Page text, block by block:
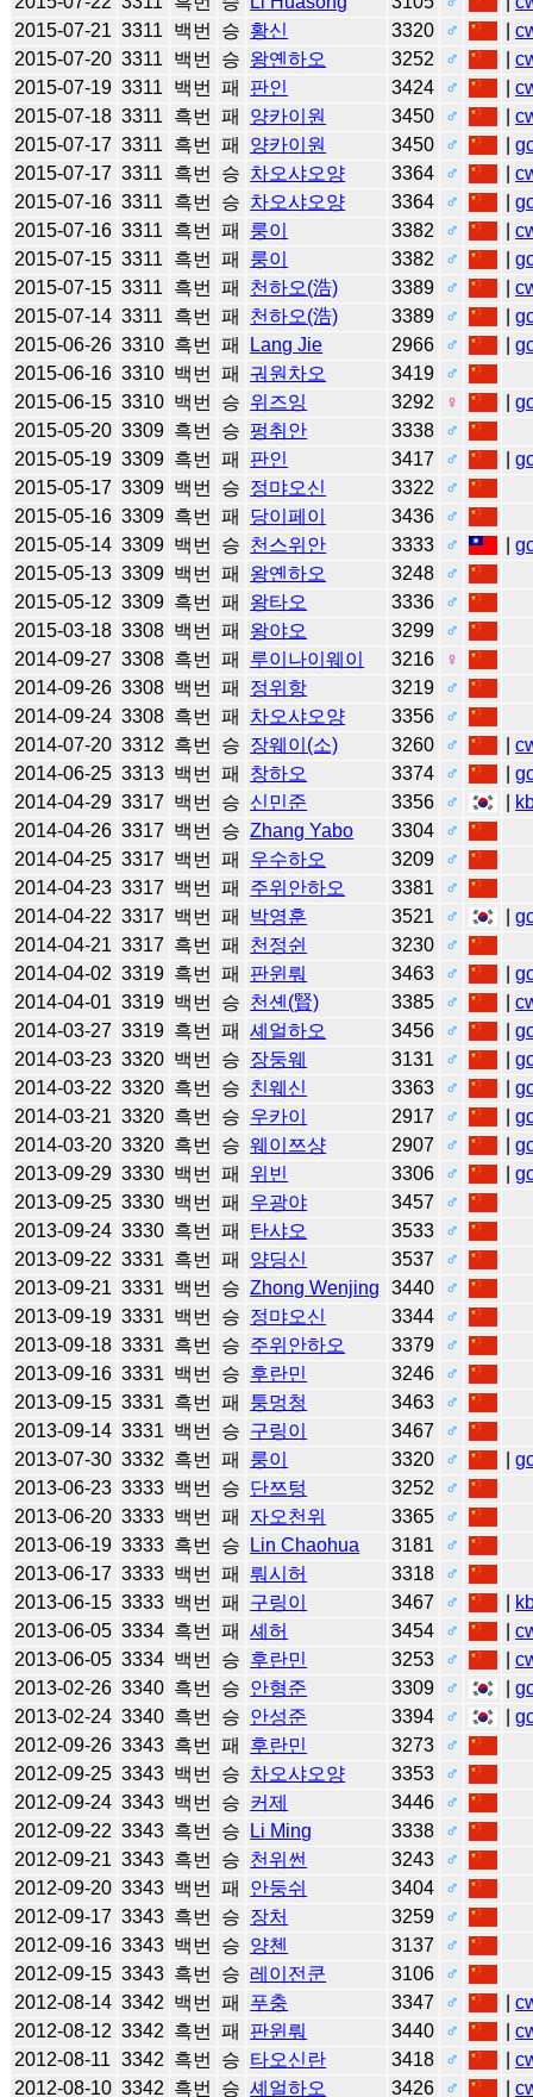
2015-07-21 3311 백번 승 황신 3320 ♂ |
2015-07-20 3311 백번 승 왕옌하오 3252 ♂ |
2015-07-19 3311 백번 패 판인 3424 ♂ |
2015-07-18 3311 흑번 패 양카이원 3450 ♂ |
2015-07-17 3311 흑번 패 양카이원 3450 ♂ |
2015-07-17 3311 흑번 승 차오샤오양 3364 ♂ |
2015-07-16 3311 흑번 승 차오샤오양 3364 ♂ |
2015-07-16 3311 흑번 패 룽이 3382 ♂ |
2015-07-15 3311 흑번 패 룽이 3382 ♂ |
2015-07-15 3311 흑번 패 천하오(浩) 3389 ♂ |
2015-07-14 3311 흑번 패 천하오(浩) 3389 ♂ |
2015-06-26 3310 흑번 패 Lang Jie 2966 ♂ |
2015-06-16 3310 백번 패 궈원차오 3419
♂
2015-06-15 3310 백번 승 위즈잉 3292 ♀ |
2015-05-20 3309 흑번 승 펑취안 3338
♂
2015-05-19 3309 흑번 패 판인 3417 ♂ |
2015-05-17 3309 백번 승 정먀오신 3322
♂
2015-05-16 3309 흑번 패 당이페이 3436
♂
2015-05-14 3309 백번 승 천스위안 3333 ♂ |
2015-05-13 3309 백번 패 왕옌하오 3248
♂
2015-05-12 3309 흑번 패 왕타오 3336
♂
2015-03-18 3308 백번 패 왕야오 3299
♂
2014-09-27 3308 흑번 패 루이나이웨이 3216
♀
2014-09-26 3308 백번 패 정위항 3219
♂
2014-09-24 3308 흑번 패 차오샤오양 3356
♂
2014-07-20 3312 흑번 승 장웨이(소) 3260 ♂ |
2014-06-25 3313 백번 패 창하오 3374 ♂ |
2014-04-29 3317 백번 승 신민준 3356 ♂
2014-04-26 3317 백번 승 Zhang Yabo 3304
♂
2014-04-25 3317 백번 패 우수하오 3209
♂
2014-04-23 3317 백번 패 주위안하오 3381
♂
2014-04-22 3317 백번 패 박영훈 3521 ♂ |
2014-04-21 3317 흑번 패 천정쉰 3230
♂
2014-04-02 3319 흑번 패 판윈뤄 3463 ♂ |
2014-04-01 3319 백번 승 천셴(賢) 3385 ♂ |
2014-03-27 3319 흑번 패 셰얼하오 3456 ♂ |
2014-03-23 3320 백번 승 장둥웨 3131 ♂ |
2014-03-22 3320 흑번 승 친웨신 3363 ♂ |
2014-03-21 3320 흑번 승 우카이 2917 ♂ |
2014-03-20 3320 흑번 승 웨이쯔샹 2907 ♂ |
2013-09-29 3330 백번 패 위빈 3306 ♂ |
2013-09-25 3330 백번 패 우광야 3457
♂
2013-09-24 3330 흑번 패 탄샤오 3533
♂
2013-09-22 3331 흑번 패 양딩신 3537
♂
2013-09-21 3331 백번 승 Zhong Wenjing 3440
♂
2013-09-19 3331 백번 승 정먀오신 3344
♂
2013-09-18 3331 흑번 승 주위안하오 3379
♂
2013-09-16 3331 백번 승 후란민 3246
♂
2013-09-15 3331 흑번 패 퉁멍청 3463
♂
2013-09-14 3331 백번 승 구링이 3467
♂
2013-07-30 3332 흑번 패 룽이 3320 ♂ |
2013-06-23 3333 백번 승 단쯔텅 3252
♂
2013-06-20 3333 백번 패 자오천위 3365
♂
2013-06-19 3333 흑번 승 Lin Chaohua 3181
♂
2013-06-17 3333 백번 패 뤄시허 3318
♂
2013-06-15 3333 백번 패 구링이 3467 ♂
2013-06-05 3334 흑번 패 셰허 3454 ♂ |
2013-06-05 3334 백번 승 후란민 3253 ♂ |
2013-02-26 3340 흑번 승 안형준 3309 ♂ |
2013-02-24 3340 흑번 승 안성준 3394 ♂ |
2012-09-26 3343 흑번 패 후란민 3273
♂
2012-09-25 3343 백번 승 차오샤오양 3353
♂
2012-09-24 3343 백번 승 커제 3446
♂
2012-09-22 3343 흑번 승 Li Ming 3338
♂
2012-09-21 3343 흑번 승 천위썬 3243
♂
2012-09-20 3343 백번 패 안둥쉬 3404
♂
2012-09-17 3343 흑번 승 장처 3259
♂
2012-09-16 3343 백번 승 양첸 3137
♂
2012-09-15 3343 흑번 승 레이전쿤 3106
♂
2012-08-14 3342 백번 패 푸충 3347 ♂ |
2012-08-12 3342 흑번 패 판윈뤄 3440 ♂ |
2012-08-11 3342 흑번 승 타오신란 3418 ♂ |
2012-08-10 3342 흑번 승 셰얼하오 3426 ♂ |